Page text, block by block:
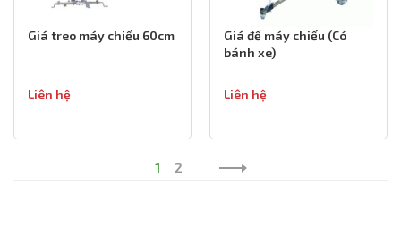
Giá treo máy chiếu 60cm
Liên hệ
Giá để máy chiếu (Có
bánh xe)
Liên hệ
1 2